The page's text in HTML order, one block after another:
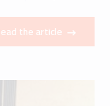
the article